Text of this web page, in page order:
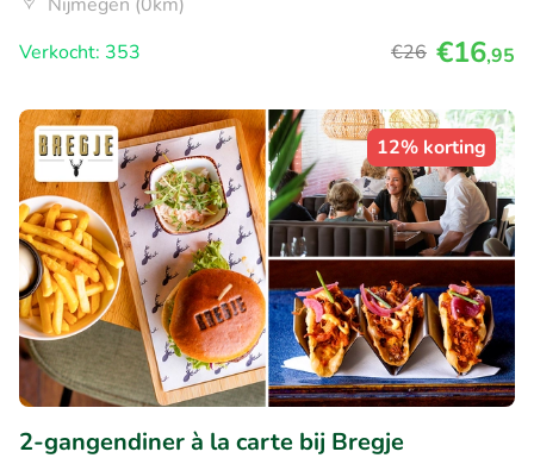
Nijmegen (0km)
Verkocht: 353
€26 €16,95
12% korting
2-gangendiner à la carte bij Bregje